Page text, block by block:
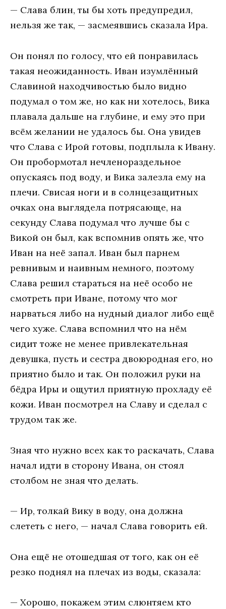
— Слава блин, ты бы хоть предупредил,
нельзя же так, — засмеявшись сказала Ира.
Он понял по голосу, что ей понравилась
такая неожиданность. Иван изумлённый
Славиной находчивостью было видно
подумал о том же, но как ни хотелось, Вика
плавала дальше на глубине, и ему это при
всём желании не удалось бы. Она увидев
что Слава с Ирой готовы, подплыла к Ивану.
Он пробормотал нечленораздельное
опускаясь под воду, и Вика залезла ему на
плечи. Свисая ноги и в солнцезащитных
очках она выглядела потрясающе, на
секунду Слава подумал что лучше бы с
Викой он был, как вспомнив опять же, что
Иван на неё запал. Иван был парнем
ревнивым и наивным немного, поэтому
Слава решил стараться на неё особо не
смотреть при Иване, потому что мог
нарваться либо на нудный диалог либо ещё
чего хуже. Слава вспомнил что на нём
сидит тоже не менее привлекательная
девушка, пусть и сестра двоюродная его, но
приятно было и так. Он положил руки на
бёдра Иры и ощутил приятную прохладу её
кожи. Иван посмотрел на Славу и сделал с
трудом так же.
Зная что нужно всех как то раскачать, Слава
начал идти в сторону Ивана, он стоял
столбом не зная что делать.
— Ир, толкай Вику в воду, она должна
слететь с него, — начал Слава говорить ей.
Она ещё не отошедшая от того, как он её
резко поднял на плечах из воды, сказала:
— Хорошо, покажем этим слюнтяем кто